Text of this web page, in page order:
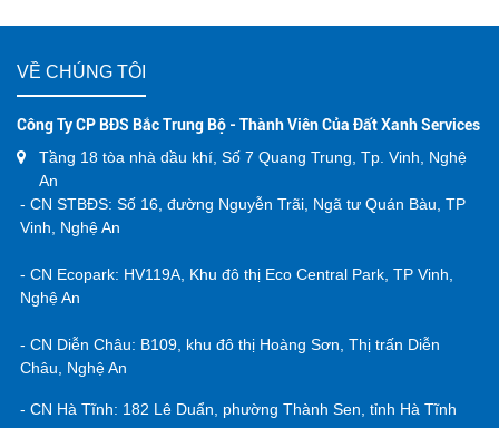
VỀ CHÚNG TÔI
Công Ty CP BĐS Bắc Trung Bộ - Thành Viên Của Đất Xanh Services
Tầng 18 tòa nhà dầu khí, Số 7 Quang Trung, Tp. Vinh, Nghệ
An
- CN STBĐS: Số 16, đường Nguyễn Trãi, Ngã tư Quán Bàu, TP
Vinh, Nghệ An
- CN Ecopark: HV119A, Khu đô thị Eco Central Park, TP Vinh,
Nghệ An
- CN Diễn Châu: B109, khu đô thị Hoàng Sơn, Thị trấn Diễn
Châu, Nghệ An
- CN Hà Tĩnh: 182 Lê Duẩn, phường Thành Sen, tỉnh Hà Tĩnh